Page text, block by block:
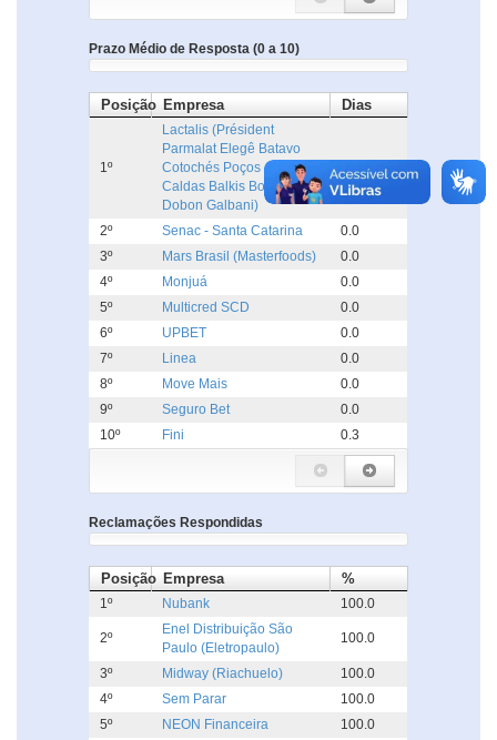
Prazo Médio de Resposta (0 a 10)
Posição Empresa Dias
1º
Lactalis (Président
Parmalat Elegê Batavo
Cotochés Poços de
Caldas Balkis Boa Nata
Dobon Galbani)
0.0
2º Senac - Santa Catarina
0.0
3º
Mars Brasil (Masterfoods)
0.0
4º
Monjuá
0.0
5º
Multicred SCD
0.0
6º
UPBET
0.0
7º
Linea
0.0
8º
Move Mais
0.0
9º
Seguro Bet
0.0
10º
Fini 0.3
Reclamações Respondidas
Posição Empresa %
1º Nubank 100.0
2º
Enel Distribuição São
Paulo (Eletropaulo)
100.0
3º Midway (Riachuelo)
100.0
4º
Sem Parar
100.0
5º
NEON Financeira
100.0